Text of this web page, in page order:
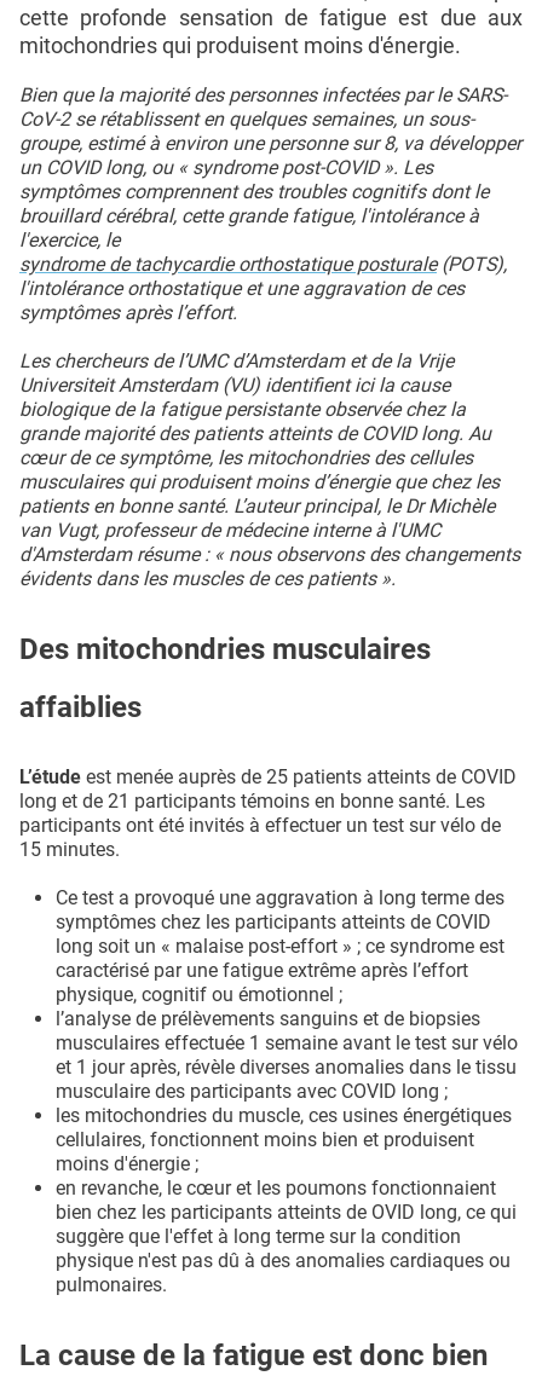
cette profonde sensation de fatigue est due aux
mitochondries qui produisent moins d'énergie.
Bien que la majorité des personnes infectées par le SARS-
CoV-2 se rétablissent en quelques semaines, un sous-
groupe, estimé à environ une personne sur 8, va développer
un COVID long, ou « syndrome post-COVID ». Les
symptômes comprennent des troubles cognitifs dont le
brouillard cérébral, cette grande fatigue, l'intolérance à
l'exercice, le
syndrome de tachycardie orthostatique posturale(POTS),
l'intolérance orthostatique et une aggravation de ces
symptômes après l’effort.
Les chercheurs de l’UMC d’Amsterdam et de la Vrije
Universiteit Amsterdam (VU) identifient ici la cause
biologique de la fatigue persistante observée chez la
grande majorité des patients atteints de COVID long. Au
cœur de ce symptôme, les mitochondries des cellules
musculaires qui produisent moins d’énergie que chez les
patients en bonne santé. L’auteur principal, le Dr Michèle
van Vugt, professeur de médecine interne à l'UMC
d'Amsterdam résume : « nous observons des changements
évidents dans les muscles de ces patients ».
Des mitochondries musculaires
affaiblies
L’étude est menée auprès de 25 patients atteints de COVID
long et de 21 participants témoins en bonne santé. Les
participants ont été invités à effectuer un test sur vélo de
15 minutes.
Ce test a provoqué une aggravation à long terme des
symptômes chez les participants atteints de COVID
long soit un « malaise post-effort » ; ce syndrome est
caractérisé par une fatigue extrême après l’effort
physique, cognitif ou émotionnel ;
l’analyse de prélèvements sanguins et de biopsies
musculaires effectuée 1 semaine avant le test sur vélo
et 1 jour après, révèle diverses anomalies dans le tissu
musculaire des participants avec COVID long ;
les mitochondries du muscle, ces usines énergétiques
cellulaires, fonctionnent moins bien et produisent
moins d'énergie ;
en revanche, le cœur et les poumons fonctionnaient
bien chez les participants atteints de OVID long, ce qui
suggère que l'effet à long terme sur la condition
physique n'est pas dû à des anomalies cardiaques ou
pulmonaires.
La cause de la fatigue est donc bien